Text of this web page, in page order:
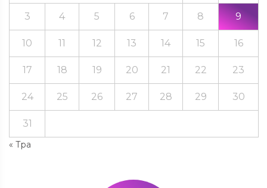
« Тра
3 4 5 6 7 8 9
10 11 12 13 14 15 16
17 18 19 20 21 22 23
24 25 26 27 28 29 30
31